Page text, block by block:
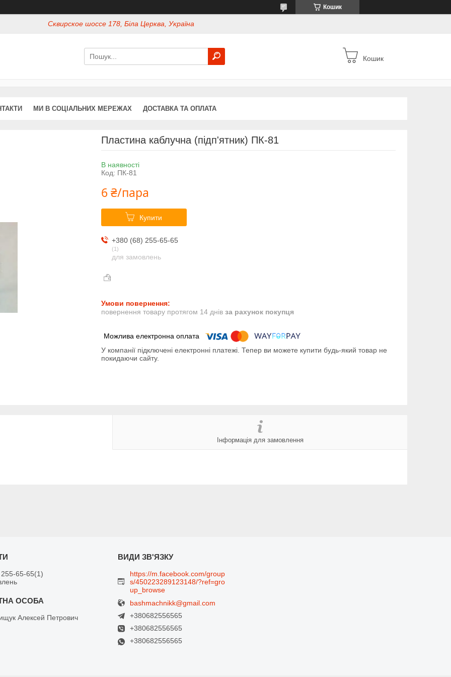
Кошик
Сквирское шоссе 178, Біла Церква, Україна
Кошик
МИ В СОЦІАЛЬНИХ МЕРЕЖАХ ДОСТАВКА ТА ОПЛАТА
Пластина каблучна (підп'ятник) ПК-81
В наявності
Код: ПК-81
6 ₴/пара
Купити
+380 (68) 255-65-65
1
для замовлень
повернення товару протягом 14 днів за рахунок покупця
У компанії підключені електронні платежі. Тепер ви можете купити будь-який товар не
покидаючи сайту.
Інформація для замовлення
65-65 1
Алексей Петрович
https://m.facebook.com/group
s/450223289123148/?ref=gro
up_browse
bashmachnikk@gmail.com
+380682556565
+380682556565
+380682556565